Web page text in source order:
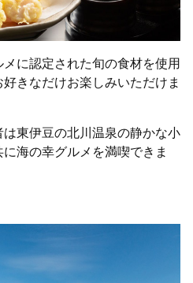
に認定された旬の食材を使用
きなだけお楽しみいただけま
東伊豆の北川温泉の静かな小
海の幸グルメを満喫できま